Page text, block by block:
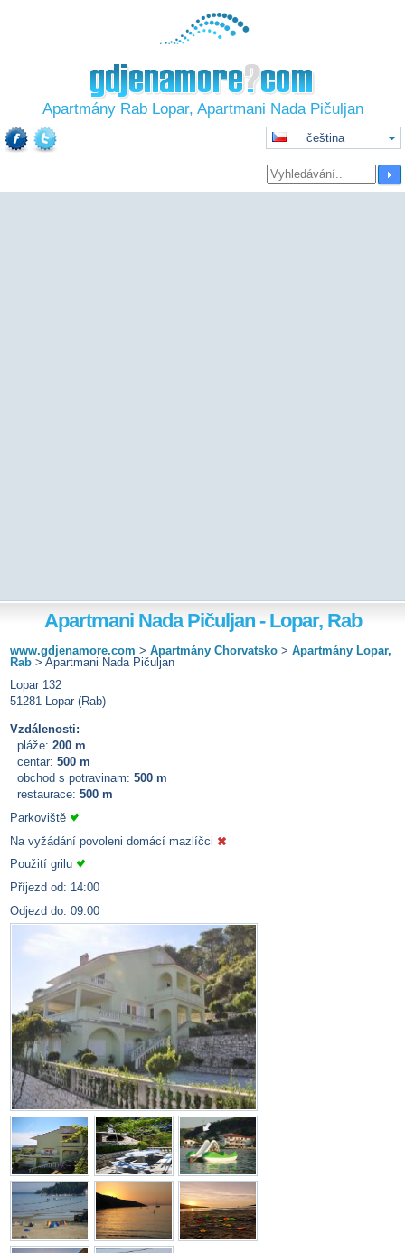
Apartmány Rab Lopar, Apartmani Nada Pičuljan
čeština
Apartmani Nada Pičuljan - Lopar, Rab
www.gdjenamore.com > Apartmány Chorvatsko > Apartmány Lopar,
Rab > Apartmani Nada Pičuljan
Lopar 132
51281 Lopar (Rab)
Vzdálenosti:
pláže: 200 m
centar: 500 m
obchod s potravinam: 500 m
restaurace: 500 m
Parkoviště
Na vyžádání povoleni domácí mazlíčci
Použití grilu
Příjezd od: 14:00
Odjezd do: 09:00